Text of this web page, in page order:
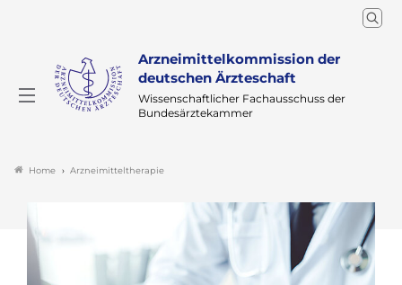
Arzneimittelkommission der
deutschen Ärzteschaft
Wissenschaftlicher Fachausschuss der
Bundesärztekammer
Home Arzneimitteltherapie